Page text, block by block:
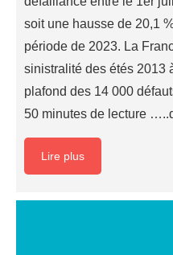
soit une hausse de 20,1
période de 2023. La
sinistralité des étés 2013
plafond des 14 000
50 minutes de lecture
Lire plus